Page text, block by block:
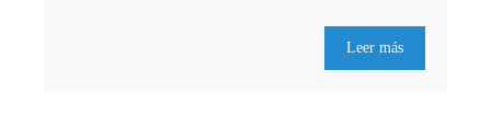
Leer más